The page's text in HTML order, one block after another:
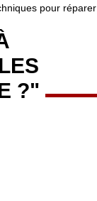
pour réparer
?"